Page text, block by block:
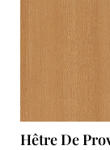
Hêtre De